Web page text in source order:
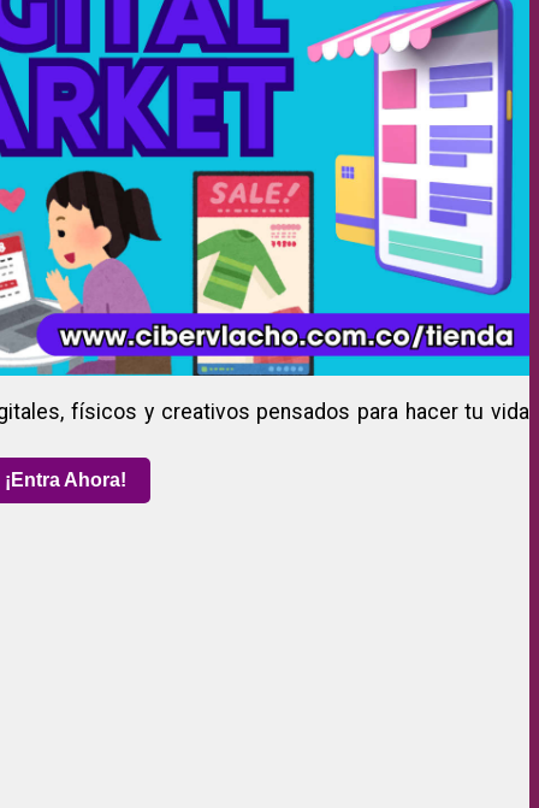
físicos y creativos pensados para hacer tu vida
¡Entra Ahora!